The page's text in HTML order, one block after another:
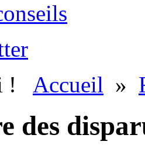
! Accueil »
des